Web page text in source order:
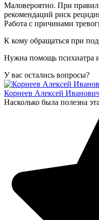
Маловероятно. При
рекомендаций риск
Работа с причинами
К кому обращаться при
Нужна помощь психиатра
У вас остались вопросы?
Корнеев Алексей
Насколько была полезна